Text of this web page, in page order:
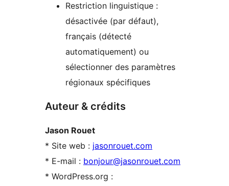
Restriction linguistique :
désactivée (par défaut),
français (détecté
automatiquement) ou
sélectionner des paramètres
régionaux spécifiques
Auteur & crédits
Jason Rouet
* Site web : jasonrouet.com
* E-mail : bonjour@jasonrouet.com
* WordPress.org :